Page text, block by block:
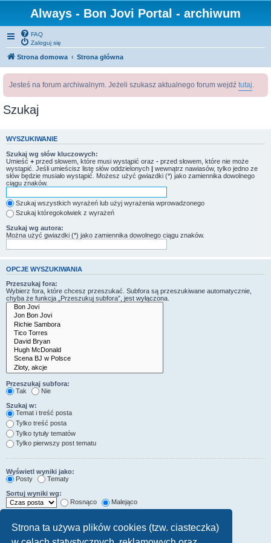
Strona ta używa plików cookies (tzw. ciasteczka)
Always - Bon Jovi Portal - archiwum
FAQ
Zaloguj się
Strona domowa Strona główna
Jesteś na forum archiwalnym. Jeżeli szukasz aktualnego forum wejdź tutaj.
Szukaj
WYSZUKIWANIE
Szukaj wg słów kluczowych:
Umieść + przed słowem, które musi wystąpić oraz - przed słowem, które nie może
wystąpić. Jeśli umieścisz listę słów oddzielonych | wewnątrz nawiasów, tylko jedno ze
słów będzie musiało wystąpić. Możesz użyć gwiazdki (*) jako zamiennika dowolnego
ciągu znaków.
Szukaj wszystkich wyrażeń lub użyj wyrażenia wprowadzonego
Szukaj któregokolwiek z wyrażeń
Szukaj wg autora:
Można użyć gwiazdki (*) jako zamiennika dowolnego ciągu znaków.
OPCJE WYSZUKIWANIA
Przeszukaj fora:
Wybierz fora, które chcesz przeszukać. Subfora są przeszukiwane automatycznie,
chyba że funkcja „Przeszukuj subfora”, jest wyłączona.
Przeszukaj subfora:
Tak
Nie
Szukaj w:
Temat i treść posta
Tylko treść posta
Tylko tytuły tematów
Tylko pierwszy post tematu
Wyświetl wyniki jako:
Posty
Tematy
Sortuj wyniki wg:
Rosnąco
Malejąco